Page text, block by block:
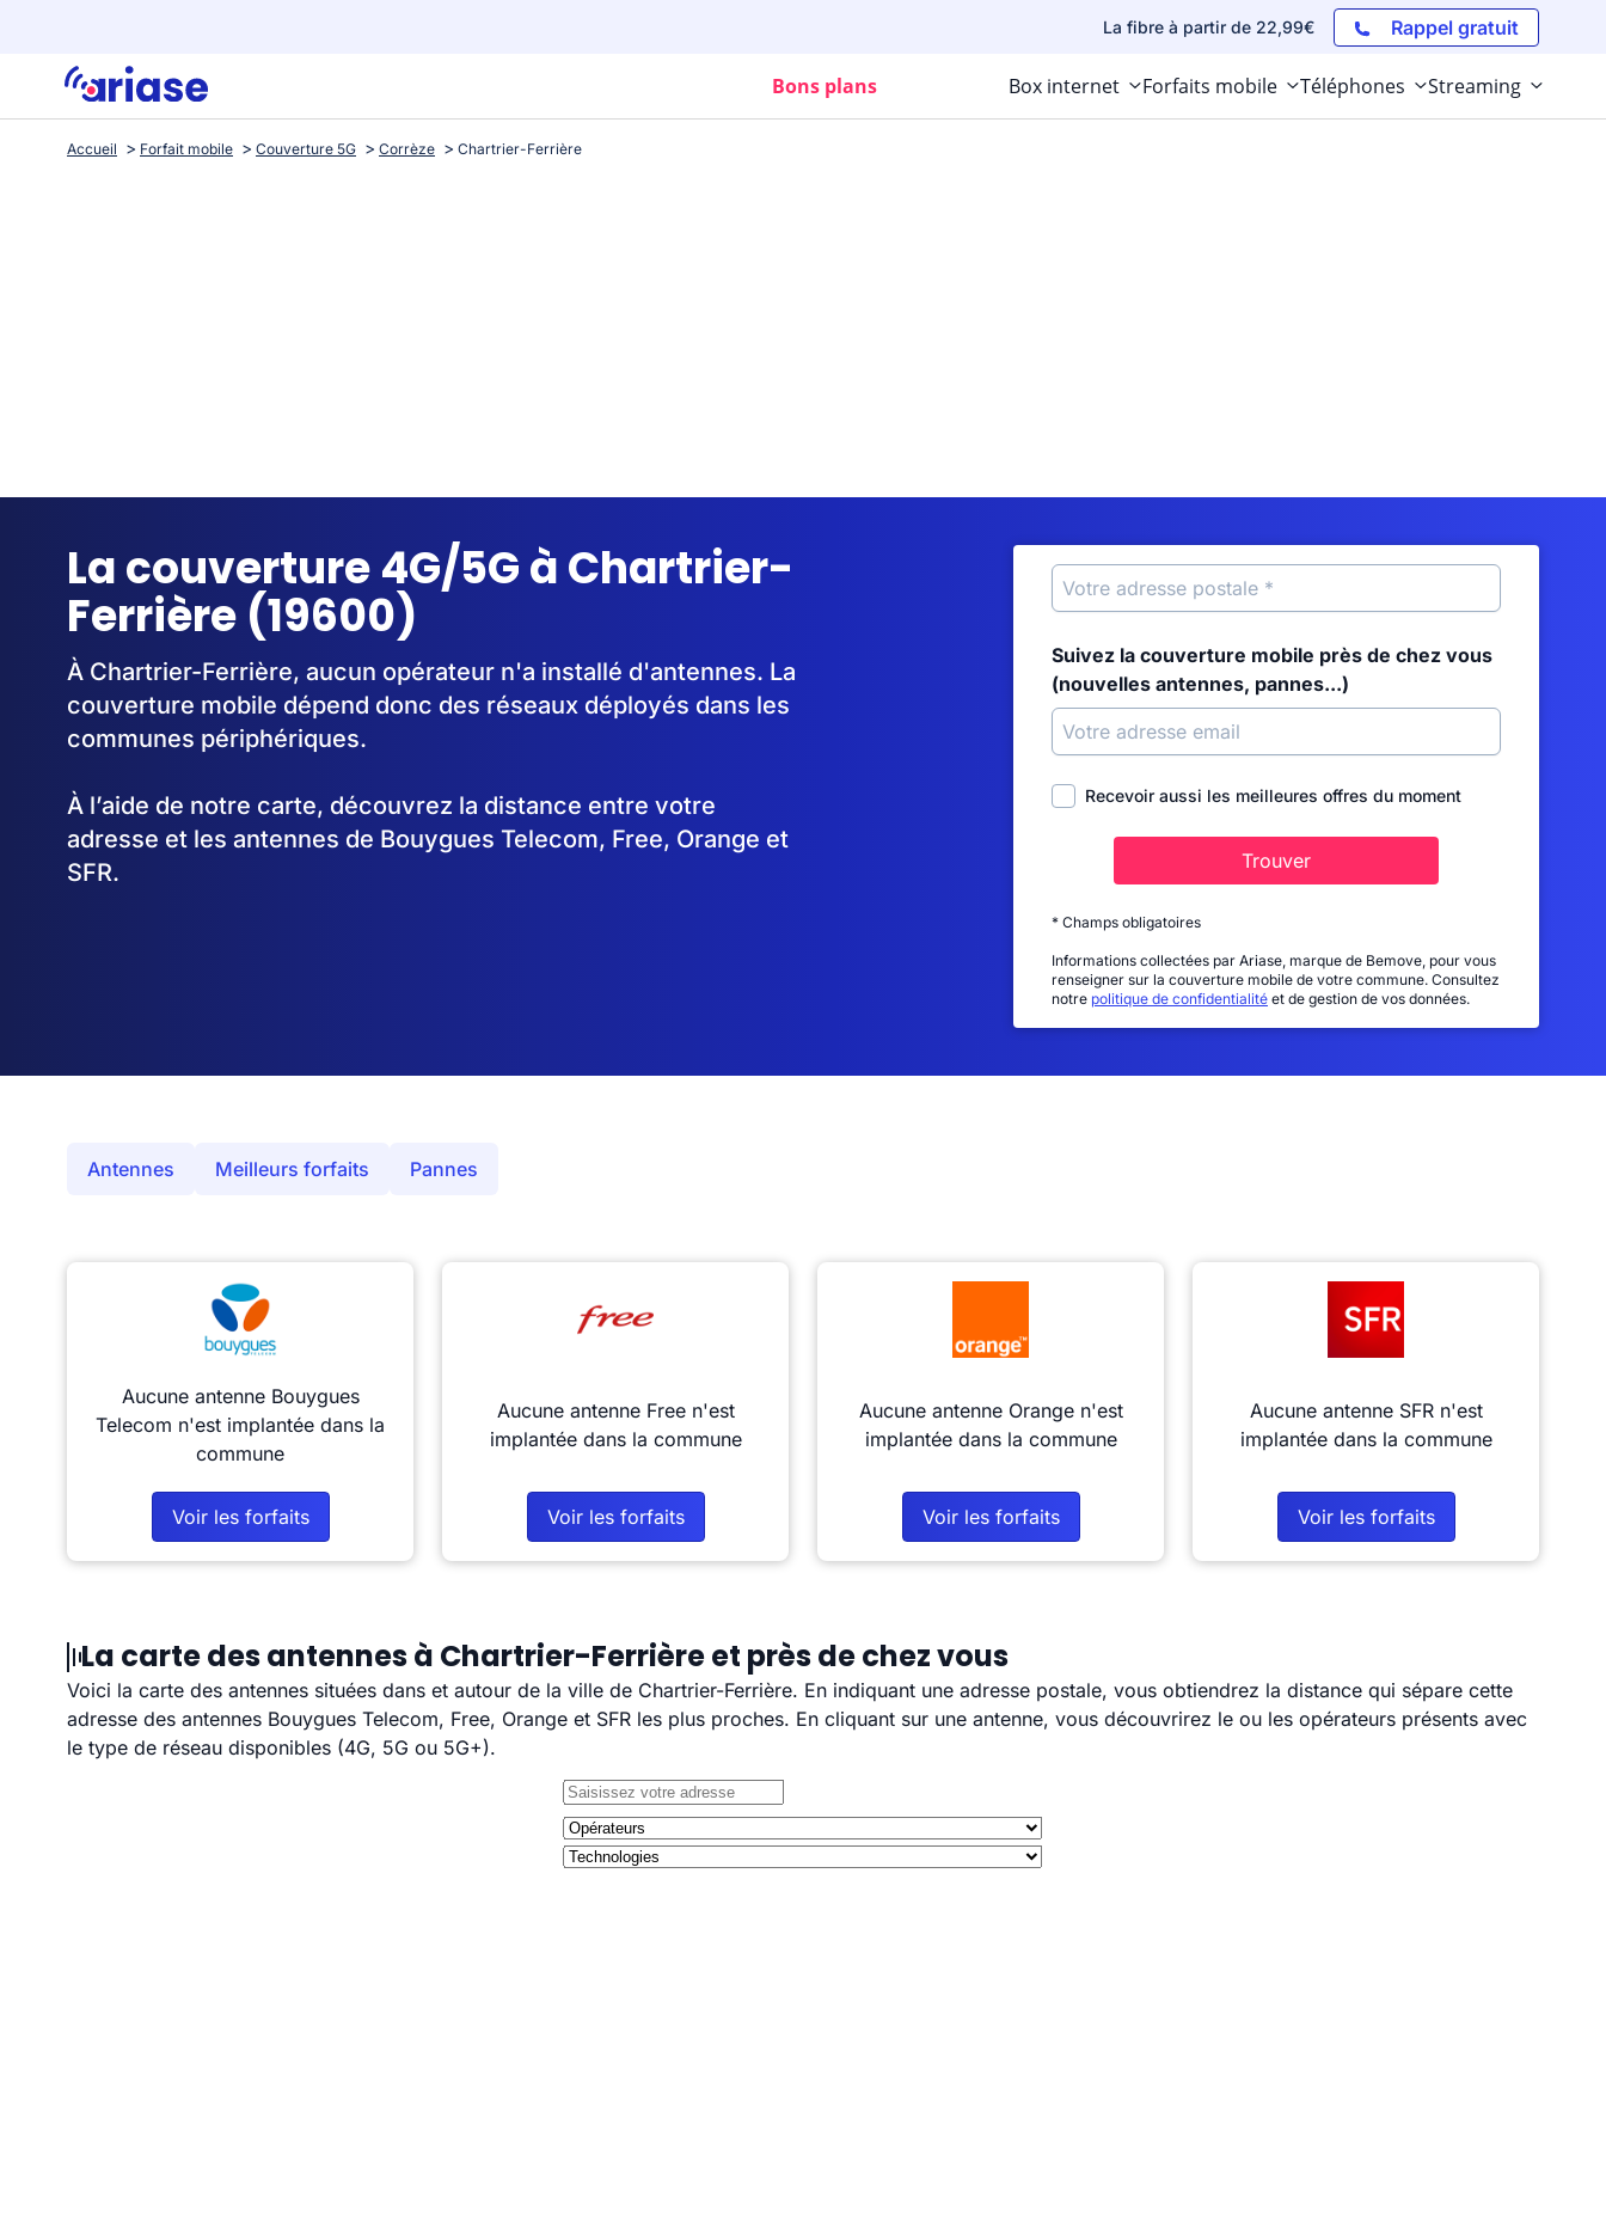
La fibre à partir de 22,99€ Rappel gratuit
Bons plans Box internet Forfaits mobile Téléphones Streaming
Accueil Forfait mobile Couverture 5G Corrèze Chartrier-Ferrière
La couverture 4G/5G à Chartrier-
Ferrière (19600)
À Chartrier-Ferrière, aucun opérateur n'a installé d'antennes. La
couverture mobile dépend donc des réseaux déployés dans les
communes périphériques.
À l’aide de notre carte, découvrez la distance entre votre
adresse et les antennes de Bouygues Telecom, Free, Orange et
SFR.
Suivez la couverture mobile près de chez vous
(nouvelles antennes, pannes...)
Recevoir aussi les meilleures offres du moment
Trouver
* Champs obligatoires
Informations collectées par Ariase, marque de Bemove, pour vous
renseigner sur la couverture mobile de votre commune. Consultez
notre politique de confidentialité et de gestion de vos données.
Antennes Meilleurs forfaits Pannes
Aucune antenne Bouygues
Telecom n'est implantée dans la
commune
Voir les forfaits
Aucune antenne Free n'est
implantée dans la commune
Voir les forfaits
Aucune antenne Orange n'est
implantée dans la commune
Voir les forfaits
Aucune antenne SFR n'est
implantée dans la commune
Voir les forfaits
La carte des antennes à Chartrier-Ferrière et près de chez vous
Voici la carte des antennes situées dans et autour de la ville de Chartrier-Ferrière. En indiquant une adresse postale, vous obtiendrez la distance qui sépare cette
adresse des antennes Bouygues Telecom, Free, Orange et SFR les plus proches. En cliquant sur une antenne, vous découvrirez le ou les opérateurs présents avec
le type de réseau disponibles (4G, 5G ou 5G+).